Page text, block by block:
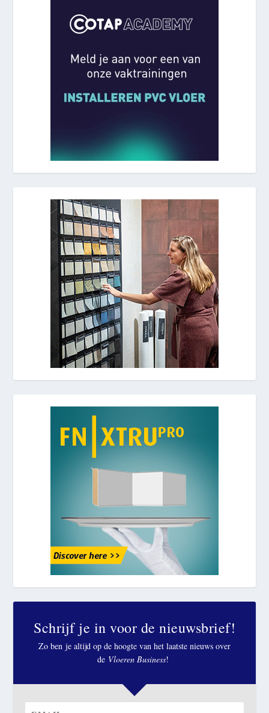
Schrijf je in voor de nieuwsbrief!
Zo ben je altijd op de hoogte van het laatste nieuws over
de Vloeren Business!